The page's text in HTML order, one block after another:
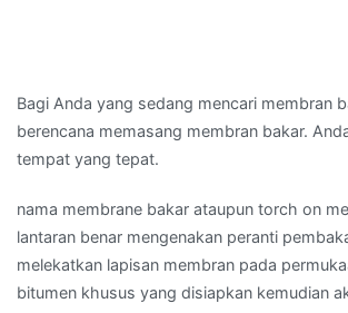
Bagi Anda yang sedang mencari membran
berencana memasang membran bakar.
tempat yang tepat.
nama membrane bakar ataupun torch on
lantaran benar mengenakan peranti
melekatkan lapisan membran pada
bitumen khusus yang disiapkan kemudian